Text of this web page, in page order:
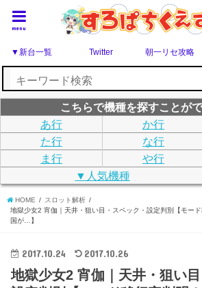
menu
▼新台一覧 Twitter 朝一リセ攻略
こちらで機種を探すことが
あ行
か行
た行
な行
ま行
や行
▼人気機種
HOME
スロット解析
地獄少女2 宵伽｜天井・狙い目・スペック・設定判別【モー
国が…】
2017.10.24 2017.10.26
地獄少女2 宵伽｜天井・狙い目